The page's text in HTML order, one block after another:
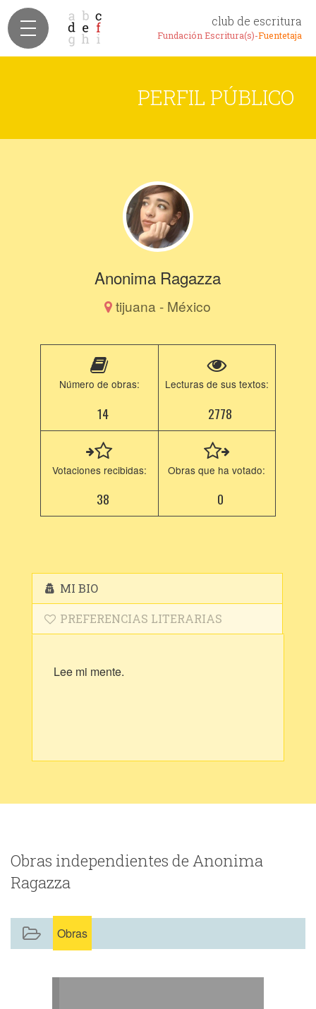
club de escritura
Fundación Escritura(s)-Fuentetaja
PERFIL PÚBLICO
Anonima Ragazza
tijuana - México
Número de obras:
14
Lecturas de sus textos:
2778
Votaciones recibidas:
38
Obras que ha votado:
0
MI BIO
PREFERENCIAS LITERARIAS
Lee mi mente.
Obras independientes de Anonima
Ragazza
Obras